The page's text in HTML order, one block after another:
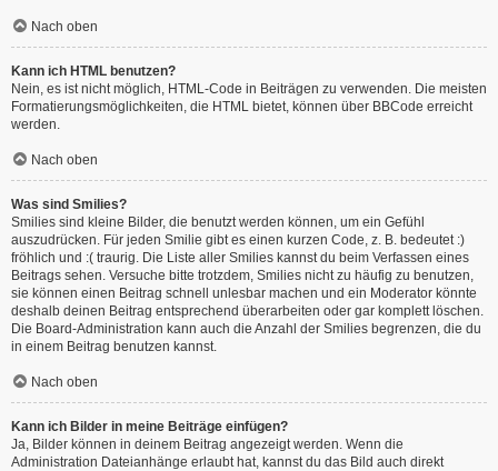
Nach oben
Kann ich HTML benutzen?
Nein, es ist nicht möglich, HTML-Code in Beiträgen zu verwenden. Die meisten
Formatierungsmöglichkeiten, die HTML bietet, können über BBCode erreicht
werden.
Nach oben
Was sind Smilies?
Smilies sind kleine Bilder, die benutzt werden können, um ein Gefühl
auszudrücken. Für jeden Smilie gibt es einen kurzen Code, z. B. bedeutet :)
fröhlich und :( traurig. Die Liste aller Smilies kannst du beim Verfassen eines
Beitrags sehen. Versuche bitte trotzdem, Smilies nicht zu häufig zu benutzen,
sie können einen Beitrag schnell unlesbar machen und ein Moderator könnte
deshalb deinen Beitrag entsprechend überarbeiten oder gar komplett löschen.
Die Board-Administration kann auch die Anzahl der Smilies begrenzen, die du
in einem Beitrag benutzen kannst.
Nach oben
Kann ich Bilder in meine Beiträge einfügen?
Ja, Bilder können in deinem Beitrag angezeigt werden. Wenn die
Administration Dateianhänge erlaubt hat, kannst du das Bild auch direkt